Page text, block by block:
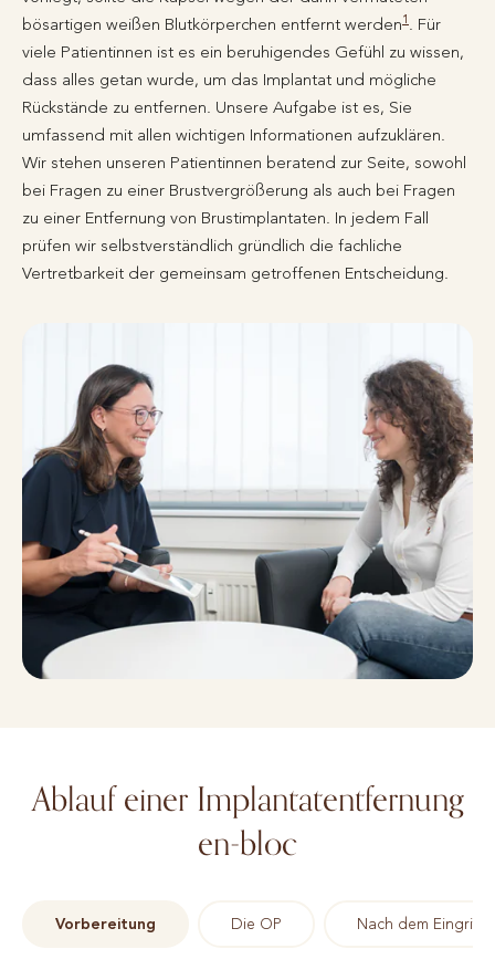
bösartigen weißen Blutkörperchen entfernt werden1 . Für
viele Patientinnen ist es ein beruhigendes Gefühl zu wissen,
dass alles getan wurde, um das Implantat und mögliche
Rückstände zu entfernen. Unsere Aufgabe ist es, Sie
umfassend mit allen wichtigen Informationen aufzuklären.
Wir stehen unseren Patientinnen beratend zur Seite, sowohl
bei Fragen zu einer Brustvergrößerung als auch bei Fragen
zu einer Entfernung von Brustimplantaten. In jedem Fall
prüfen wir selbstverständlich gründlich die fachliche
Vertretbarkeit der gemeinsam getroffenen Entscheidung.
Ablauf einer Implantatentfernung
en-bloc
Vorbereitung Die OP Nach dem Eingriff